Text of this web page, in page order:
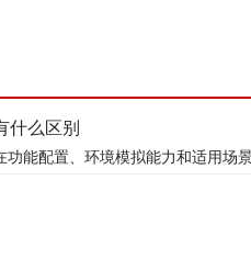
什么区别
能配置、环境模拟能力和适用场